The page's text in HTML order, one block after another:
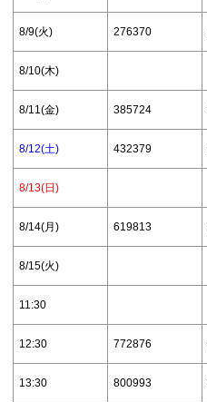
8/9(火) 276370
8/10(木)
8/11(金) 385724
8/12(土) 432379
8/13(日)
8/14(月) 619813
8/15(火)
11:30
12:30 772876
13:30 800993